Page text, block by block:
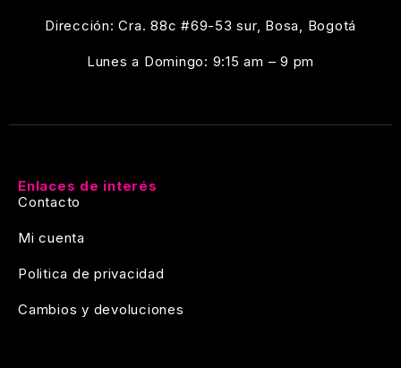
Dirección: Cra. 88c #69-53 sur, Bosa, Bogotá
Lunes a Domingo: 9:15 am – 9 pm
Enlaces de interés
Contacto
Mi cuenta
Politica de privacidad
Cambios y devoluciones